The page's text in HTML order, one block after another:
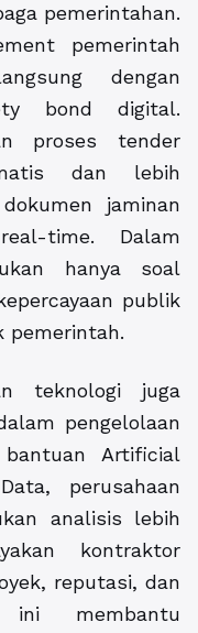
pemerintahan.
pemerintah
dengan
bond digital.
proses tender
dan lebih
jaminan
time. Dalam
hanya soal
publik
pemerintah.
teknologi juga
pengelolaan
Artificial
perusahaan
analisis lebih
kontraktor
reputasi, dan
ini membantu